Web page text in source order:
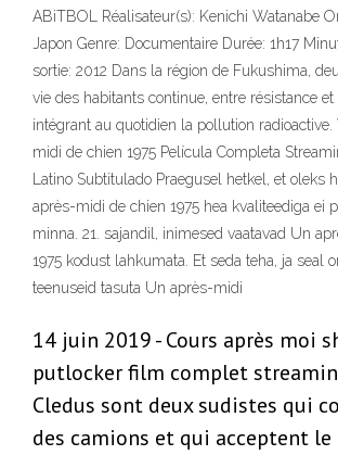
ABiTBOL Réalisateur(s): Kenichi Watanabe
Japon Genre: Documentaire Durée: 1h17
sortie: 2012 Dans la région de Fukushima,
vie des habitants continue, entre résistance et
intégrant au quotidien la pollution
midi de chien 1975 Película Completa
Latino Subtitulado Praegusel hetkel, et oleks
après-midi de chien 1975 hea kvaliteediga ei
minna. 21. sajandil, inimesed vaatavad Un
1975 kodust lahkumata. Et seda teha, ja seal
teenuseid tasuta Un après-midi
14 juin 2019 - Cours après moi
putlocker film complet
Cledus sont deux sudistes qui
des camions et qui acceptent le